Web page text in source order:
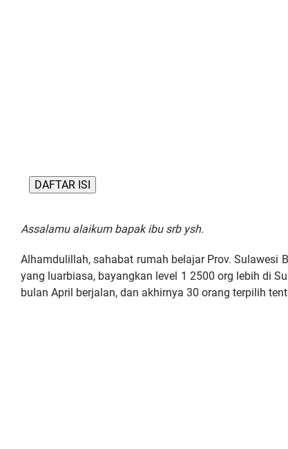
DAFTAR ISI
Assalamu alaikum bapak ibu srb ysh.
Alhamdulillah, sahabat rumah belajar Prov. Sulawesi
yang luarbiasa, bayangkan level 1 2500 org lebih di
bulan April berjalan, dan akhirnya 30 orang terpilih